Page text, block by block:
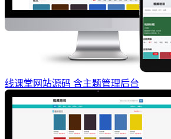
线课堂网站源码 含主题管理后台